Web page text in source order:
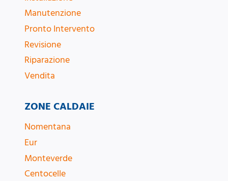
Manutenzione
Pronto Intervento
Revisione
Riparazione
Vendita
ZONE CALDAIE
Nomentana
Eur
Monteverde
Centocelle